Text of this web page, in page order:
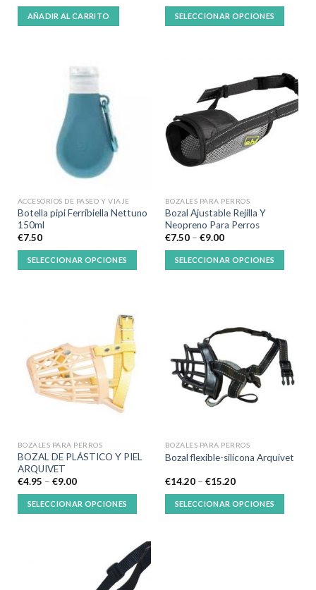
AÑADIR AL CARRITO SELECCIONAR OPCIONES
ACCESORIOS DE PASEO Y VIAJE
Botella pipi Ferribiella Nettuno
150ml
€7.50
SELECCIONAR OPCIONES
BOZALES PARA PERROS
Bozal Ajustable Rejilla Y
Neopreno Para Perros
€7.50– €9.00
SELECCIONAR OPCIONES
BOZALES PARA PERROS
BOZAL DE PLÁSTICO Y PIEL
ARQUIVET
€4.95 – €9.00
SELECCIONAR OPCIONES
BOZALES PARA PERROS
Bozal flexible-silicona Arquivet
€14.20– €15.20
SELECCIONAR OPCIONES